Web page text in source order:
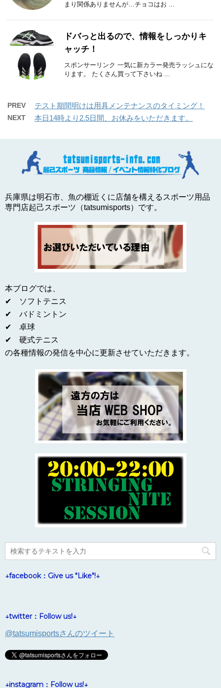
まり関係ありませんが…チョコはお ...
ドバっと出るので、情報をしっかりキ
ャッチ！
スポンサーリンク 一気に新カラー発売ラッシュにな
ります。 たくさん買って下さいね ...
PREV テスト期間明けは用具メンテナンスのタイミング！
NEXT 本日14時より2.5日間、お休みをいただきます。
兵庫県は明石市、魚の棚近くに店舗を構えるスポーツ用品
専門店起己スポーツ（tatsumisports）です。
本ブログでは、
✔ ソフトテニス
✔ バドミントン
✔ 卓球
✔ 硬式テニス
の各種情報の発信を中心に更新させていただきます。
↓facebook：Give us "Like"!↓
↓twitter：Follow us!↓
@tatsumisportsさんのツイート
↓instagram：Follow us!↓